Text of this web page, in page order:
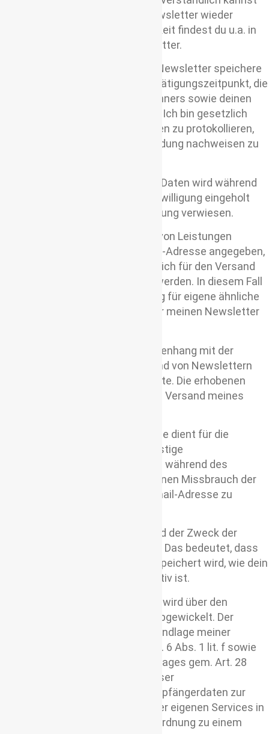
du dich jederzeit von meinem Newsletter wieder
abmelden. Eine Abmeldemöglichkeit findest du u.a. in
jeder E-Mail bzw. in jedem Newsletter.
Im Rahmen der Anmeldung zum Newsletter speichere
ich den Anmelde- sowie den Bestätigungszeitpunkt, die
IP-Adresse des aufrufenden Rechners sowie deinen
Namen und deine Email-Adresse. Ich bin gesetzlich
dazu verpflichtet, die Anmeldungen zu protokollieren,
um eine ordnungsgemäße Anmeldung nachweisen zu
Zur weiteren Verarbeitung deiner Daten wird während
des Anmeldeprozesses deine Einwilligung eingeholt
und auf meine Datenschutzerklärung verwiesen.
Hast du mich mit der Erbringung von Leistungen
beauftragt und hierbei eine E-Mail-Adresse angegeben,
kann diese anschließend durch mich für den Versand
meines Newsletters verwendet werden. In diesem Fall
wird ausschließlich Direktwerbung für eigene ähnliche
Waren oder Dienstleistungen über meinen Newsletter
In keinem Fall erfolgt im Zusammenhang mit der
Datenverarbeitung für den Versand von Newslettern
eine Weitergabe der Daten an Dritte. Die erhobenen
Daten werden ausschließlich zum Versand meines
Die Erhebung deiner Email-Adresse dient für die
Zustellung des Newsletters. Sonstige
personenbezogene Daten werden während des
Anmeldevorgangs erhoben, um einen Missbrauch der
Dienste oder der verwendeten Email-Adresse zu
Die Daten werden gelöscht, sobald der Zweck der
Erhebung nicht mehr gegeben ist. Das bedeutet, dass
deine Email-Adresse solange gespeichert wird, wie dein
Abonnement des Newsletters aktiv ist.
Der Versand meines Newsletters wird über den
Versanddienstleister MailerLite abgewickelt. Der
Versanddienstleister wird auf Grundlage meiner
berechtigten Interessen gem. Art. 6 Abs. 1 lit. f sowie
eines Auftragsverarbeitungsvertrages gem. Art. 28
Abs. 3 S.1 DSGVO eingesetzt. Dieser
Versanddienstleister kann die Empfängerdaten zur
Optimierung und Verbesserung der eigenen Services in
pseudonymer Form, d.h. ohne Zuordnung zu einem